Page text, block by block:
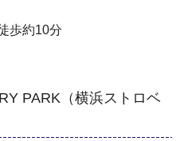
歩約10分
PARK（横浜ストロベ